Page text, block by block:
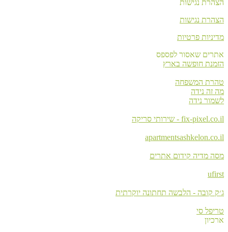
הצהרת נגישות
הצהרת נגישות
מדיניות פרטיות
אתרים שאסור לפספס
הזמנת חופשה בארץ
טהרת המשפחה
מה זה נידה
לשמור נידה
fix-pixel.co.il - שירותי סריקה
apartmentsashkelon.co.il
מסה מדיה קידום אתרים
ufirst
ג׳ק קובה - הלבשה תחתונה יוקרתית
טריפל סי
ארכיון